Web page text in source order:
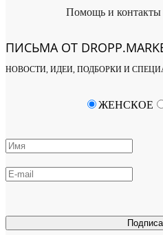
Помощь и контакты
ПИСЬМА ОТ
НОВОСТИ, ИДЕИ, ПОДБОРКИ И
ЖЕНСКОЕ